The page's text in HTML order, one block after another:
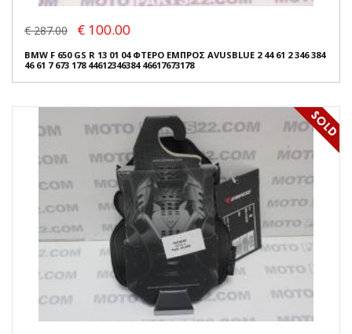
€ 287.00 € 100.00
BMW F 650 GS R 13 01 04 ΦΤΕΡΟ ΕΜΠΡΟΣ AVUSBLUE 2 44 61 2 346 384
46 61 7 673 178 44612346384 46617673178